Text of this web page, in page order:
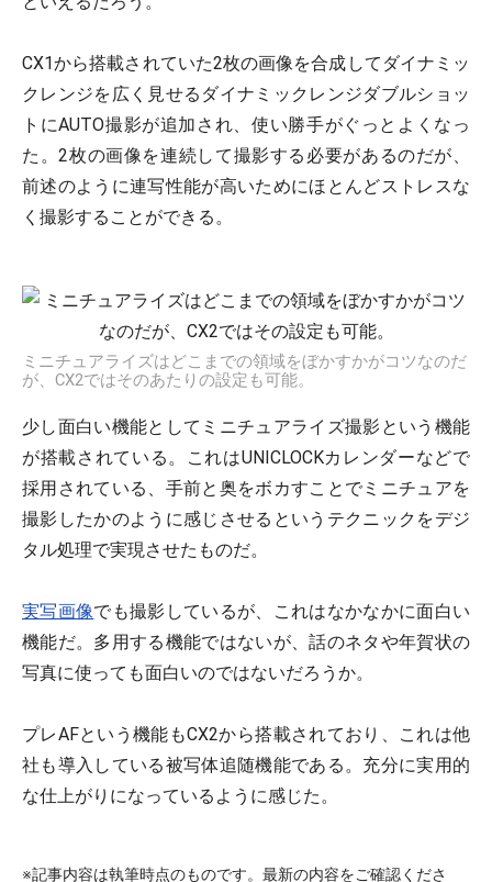
CX1から搭載されていた2枚の画像を合成してダイナミッ
クレンジを広く見せるダイナミックレンジダブルショッ
トにAUTO撮影が追加され、使い勝手がぐっとよくなっ
た。2枚の画像を連続して撮影する必要があるのだが、
前述のように連写性能が高いためにほとんどストレスな
く撮影することができる。
ミニチュアライズはどこまでの領域をぼかすかがコツなのだ
が、CX2ではそのあたりの設定も可能。
少し面白い機能としてミニチュアライズ撮影という機能
が搭載されている。これはUNICLOCKカレンダーなどで
採用されている、手前と奥をボカすことでミニチュアを
撮影したかのように感じさせるというテクニックをデジ
タル処理で実現させたものだ。
実写画像でも撮影しているが、これはなかなかに面白い
機能だ。多用する機能ではないが、話のネタや年賀状の
写真に使っても面白いのではないだろうか。
プレAFという機能もCX2から搭載されており、これは他
社も導入している被写体追随機能である。充分に実用的
な仕上がりになっているように感じた。
※記事内容は執筆時点のものです。最新の内容をご確認くださ